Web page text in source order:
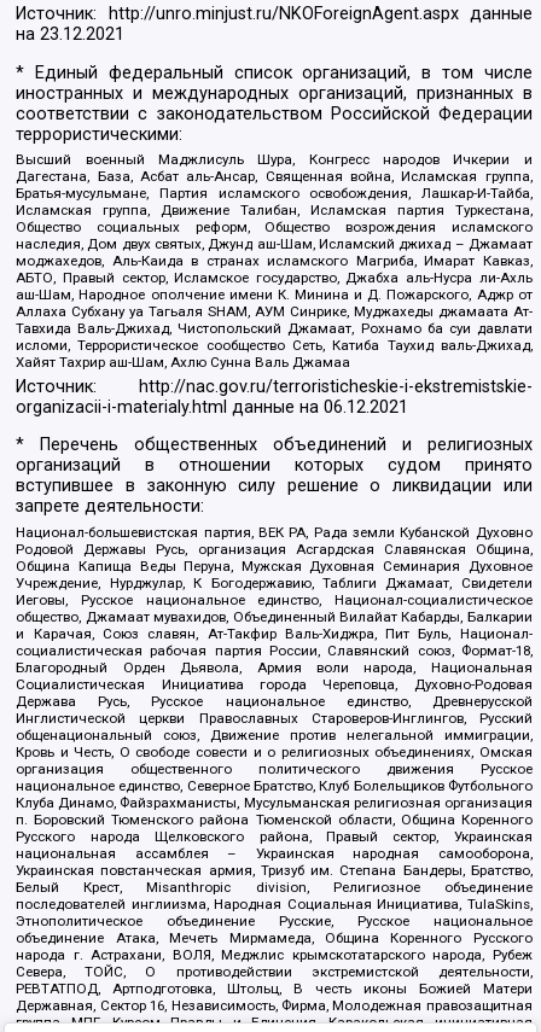
Источник: http://unro.minjust.ru/NKOForeignAgent.aspxданные
на23.12.2021
* Единый федеральный список организаций, в том числе
иностранных и международных организаций, признанных в
соответствии с законодательством Российской Федерации
террористическими:
Высший военный Маджлисуль Шура, Конгресс народов Ичкерии и
Дагестана, База, Асбат аль-Ансар, Священная война, Исламская группа,
Братья-мусульмане, Партия исламского освобождения, Лашкар-И-Тайба,
Исламская группа, Движение Талибан, Исламская партия Туркестана,
Общество социальных реформ, Общество возрождения исламского
наследия, Дом двух святых, Джунд аш-Шам, Исламский джихад – Джамаат
моджахедов, Аль-Каида в странах исламского Магриба, Имарат Кавказ,
АБТО, Правый сектор, Исламское государство, Джабха аль-Нусра ли-Ахль
аш-Шам, Народное ополчение имени К. Минина и Д. Пожарского, Аджр от
Аллаха Субхану уа Тагьаля SHAM, АУМ Синрике, Муджахеды джамаата Ат-
Тавхида Валь-Джихад, Чистопольский Джамаат, Рохнамо ба суи давлати
исломи, Террористическое сообщество Сеть, Катиба Таухид валь-Джихад,
Хайят Тахрир аш-Шам, Ахлю Сунна Валь Джамаа
Источник:
http://nac.gov.ru/terroristicheskie-i-ekstremistskie-
organizacii-i-materialy.html данные на06.12.2021
* Перечень общественных объединений и религиозных
организаций в отношении которых судом принято
вступившее в законную силу решение о ликвидации или
запрете деятельности:
Национал-большевистская партия, ВЕК РА, Рада земли Кубанской Духовно
Родовой Державы Русь, организация Асгардская Славянская Община,
Община Капища Веды Перуна, Мужская Духовная Семинария Духовное
Учреждение, Нурджулар, К Богодержавию, Таблиги Джамаат, Свидетели
Иеговы, Русское национальное единство, Национал-социалистическое
общество, Джамаат мувахидов, Объединенный Вилайат Кабарды, Балкарии
и Карачая, Союз славян, Ат-Такфир Валь-Хиджра, Пит Буль, Национал-
социалистическая рабочая партия России, Славянский союз, Формат-18,
Благородный Орден Дьявола, Армия воли народа, Национальная
Социалистическая Инициатива города Череповца, Духовно-Родовая
Держава Русь, Русское национальное единство, Древнерусской
Инглистической церкви Православных Староверов-Инглингов, Русский
общенациональный союз, Движение против нелегальной иммиграции,
Кровь и Честь, О свободе совести и о религиозных объединениях, Омская
организация общественного политического движения Русское
национальное единство, Северное Братство, Клуб Болельщиков Футбольного
Клуба Динамо, Файзрахманисты, Мусульманская религиозная организация
п. Боровский Тюменского района Тюменской области, Община Коренного
Русского народа Щелковского района, Правый сектор, Украинская
национальная ассамблея – Украинская народная самооборона,
Украинская повстанческая армия, Тризуб им. Степана Бандеры, Братство,
Белый Крест, Misanthropic division, Религиозное объединение
последователей инглиизма, Народная Социальная Инициатива, TulaSkins,
Этнополитическое объединение Русские, Русское национальное
объединение Атака, Мечеть Мирмамеда, Община Коренного Русского
народа г. Астрахани, ВОЛЯ, Меджлис крымскотатарского народа, Рубеж
Севера, ТОЙС, О противодействии экстремистской деятельности,
РЕВТАТПОД, Артподготовка, Штольц, В честь иконы Божией Матери
Державная, Сектор 16, Независимость, Фирма, Молодежная правозащитная
группа МПГ, Курсом Правды и Единения, Каракольская инициативная